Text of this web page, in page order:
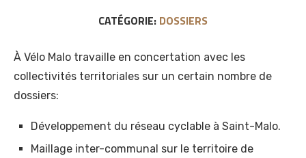
CATÉGORIE: DOSSIERS
À Vélo Malo travaille en concertation avec les
collectivités territoriales sur un certain nombre de
dossiers:
Développement du réseau cyclable à Saint-Malo.
Maillage inter-communal sur le territoire de